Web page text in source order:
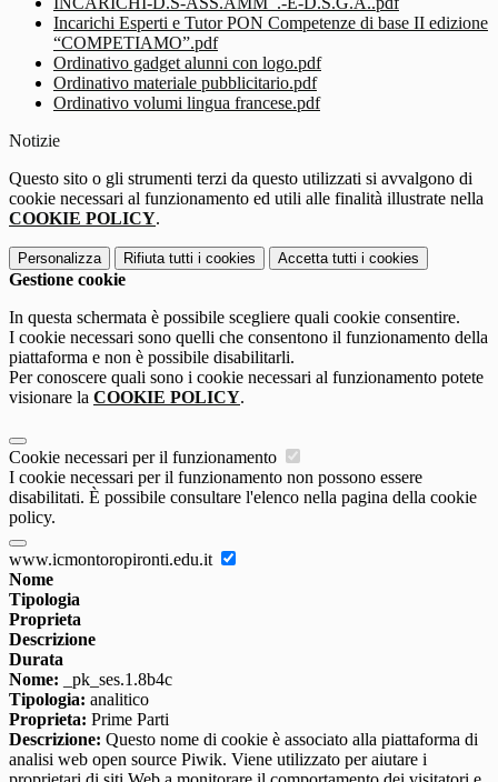
Incarichi Esperti e Tutor PON Competenze di base II edizione
“COMPETIAMO”.pdf
Ordinativo gadget alunni con logo.pdf
Ordinativo materiale pubblicitario.pdf
Ordinativo volumi lingua francese.pdf
Notizie
Questo sito o gli strumenti terzi da questo utilizzati si avvalgono di
cookie necessari al funzionamento ed utili alle finalità illustrate nella
COOKIE POLICY.
Personalizza Rifiuta tutti i cookies Accetta tutti i cookies
Gestione cookie
In questa schermata è possibile scegliere quali cookie consentire.
I cookie necessari sono quelli che consentono il funzionamento della
piattaforma e non è possibile disabilitarli.
Per conoscere quali sono i cookie necessari al funzionamento potete
visionare la COOKIE POLICY.
Cookie necessari per il funzionamento
I cookie necessari per il funzionamento non possono essere
disabilitati. È possibile consultare l'elenco nella pagina della cookie
policy.
www.icmontoropironti.edu.it
Nome
Tipologia
Proprieta
Descrizione
Durata
Nome: _pk_ses.1.8b4c
Tipologia: analitico
Proprieta: Prime Parti
Descrizione: Questo nome di cookie è associato alla piattaforma di
analisi web open source Piwik. Viene utilizzato per aiutare i